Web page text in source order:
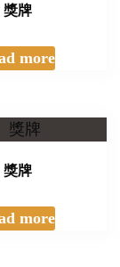
獎牌
more
獎牌
more